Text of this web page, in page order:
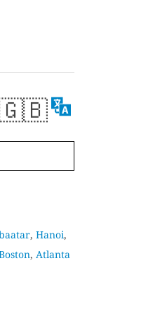
, Hanoi,
, Atlanta